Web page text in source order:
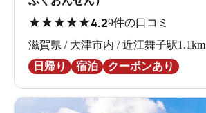
★★★★★4.29件の口コミ
滋賀県 / 大津市内 / 近江舞子駅1.1km
日帰り
宿泊 クーポンあり